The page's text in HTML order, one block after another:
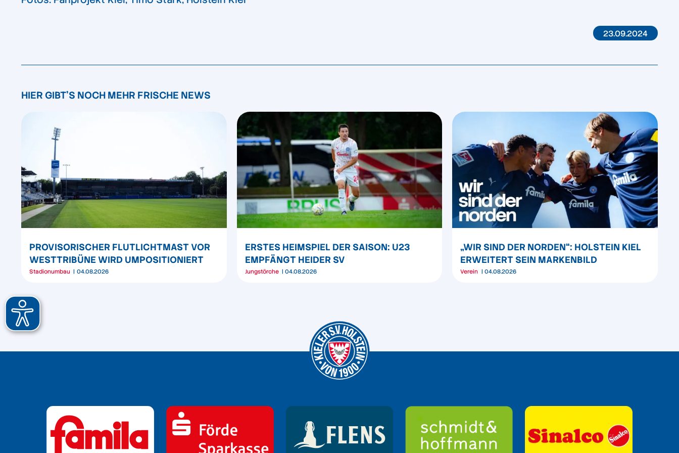
23.09.2024
HIER GIBT'S NOCH MEHR FRISCHE NEWS
PROVISORISCHER FLUTLICHTMAST VOR
WESTTRIBÜNE WIRD UMPOSITIONIERT
Stadionumbau 04.08.2026
ERSTES HEIMSPIEL DER SAISON: U23
EMPFÄNGT HEIDER SV
Jungstörche 04.08.2026
„WIR SIND DER NORDEN“: HOLSTEIN KIEL
ERWEITERT SEIN MARKENBILD
Verein 04.08.2026